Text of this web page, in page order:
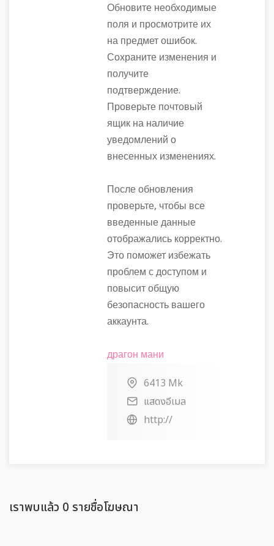
Обновите необходимые
поля и просмотрите их
на предмет ошибок.
Сохраните изменения и
получите
подтверждение.
Проверьте почтовый
ящик на наличие
уведомлений о
внесенных изменениях.
После обновления
проверьте, чтобы все
введенные данные
отображались корректно.
Это поможет избежать
проблем с доступом и
повысит общую
безопасность вашего
аккаунта.
драгон мани
6413 Mk
แสดงอีเมล
http://
เราพบแล้ว 0 รายชื่อโฆษณา